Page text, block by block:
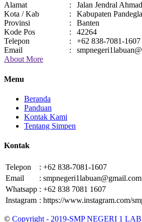
Alamat :
Jalan Jendral
Kota / Kab
:
Kabupaten
Provinsi
:
Banten
Kode Pos
:
42264
Telepon
:
+62 838-7081-1607
Email
:
About More
Menu
Beranda
Panduan
Kontak Kami
Tentang Simpen
Kontak
Telepon : +62 838-7081-1607
Email
: smpnegeri1labuan@gmail.com
Whatsapp : +62 838 7081 1607
Instagram : https://www.instagram.com/
© Copyright - 2019-SMP NEGERI 1